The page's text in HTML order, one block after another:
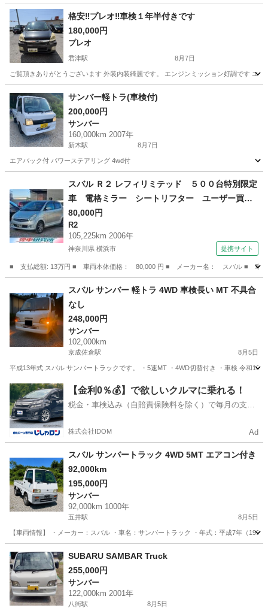
格安‼️プレオ‼️車検１年半付きです
180,000円
プレオ
君津駅 8月7日
ご覧頂きありがとうございます 外装内装綺麗です。 エンジンミッション好調です エア
千葉 南房総市 君津駅 プレオ
サンバー軽トラ(車検付)
200,000円
サンバー
160,000km 2007年
新木駅 8月7日
エアバック付 パワーステアリング 4wd付
新木駅 サンバー 軽トラ
スバル Ｒ２ レフィリミテッド ５００台特別限定
車 電格ミラー シートリフター ユーザー買取
（なし）
80,000円
R2
105,225km 2006年
神奈川県 横浜市 提携サイト
■ 支払総額: 13万円 ■ 車両本体価格： 80,000 円 ■ メーカー名： スバル ■ 車
R2
スバル サンバー 軽トラ 4WD 車検長い MT 不具合
なし
248,000円
サンバー
102,000km
京成佐倉駅 8月5日
平成13年式 スバル サンバートラックです。 ・5速MT ・4WD切替付き ・車検 令和10
千葉 佐倉市 京成佐倉駅 サンバー
【金利0％💰】で欲しいクルマに乗れる！
税金・車検込み（自賠責保険料を除く）で毎月の支払
株式会社IDOM Ad
スバル サンバートラック 4WD 5MT エアコン付き
92,000km
195,000円
サンバー
92,000km 1000年
五井駅 8月5日
【車両情報】 ・メーカー：スバル ・車名：サンバートラック ・年式：平成7年（
千葉 市原市
SUBARU SAMBAR Truck
255,000円
サンバー
122,000km 2001年
八街駅 8月5日